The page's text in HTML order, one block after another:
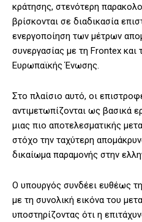
κράτησης, στενότερη
βρίσκονται σε διαδικασία
ενεργοποίηση των μέτρων
συνεργασίας με τη Frontex
Ευρωπαϊκής Ένωσης.
Στο πλαίσιο αυτό, οι
αντιμετωπίζονται ως βασικά
μιας πιο αποτελεσματικής
στόχο την ταχύτερη
δικαίωμα παραμονής στην
Ο υπουργός συνδέει ευθέως
με τη συνολική εικόνα του
υποστηρίζοντας ότι η